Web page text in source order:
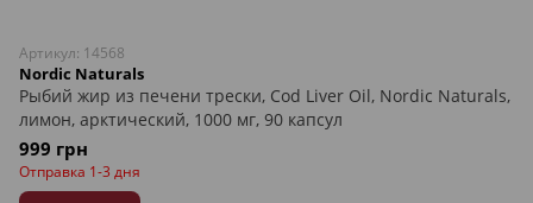
Артикул: 14568
Nordic Naturals
Рыбий жир из печени трески, Cod Liver Oil, Nordic Naturals,
лимон, арктический, 1000 мг, 90 капсул
999 грн
Отправка 1-3 дня